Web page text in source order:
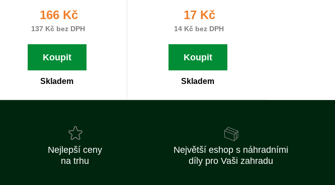
166 Kč
137 Kč bez DPH
Koupit
Skladem
17 Kč
14 Kč bez DPH
Koupit
Skladem
Nejlepší ceny
na trhu
Největší eshop s náhradními
díly pro Vaši zahradu